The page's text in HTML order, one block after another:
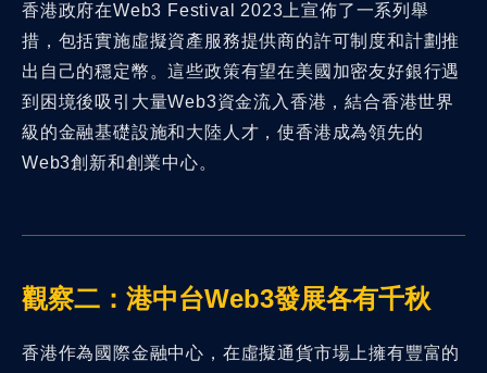
香港政府在Web3 Festival 2023上宣佈了一系列舉
措，包括實施虛擬資產服務提供商的許可制度和計劃推
出自己的穩定幣。這些政策有望在美國加密友好銀行遇
到困境後吸引大量Web3資金流入香港，結合香港世界
級的金融基礎設施和大陸人才，使香港成為領先的
Web3創新和創業中心。
觀察二：港中台Web3發展各有千秋
香港作為國際金融中心，在虛擬通貨市場上擁有豐富的